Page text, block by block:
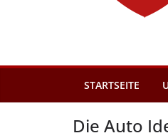
STARTSEITE
Die Auto